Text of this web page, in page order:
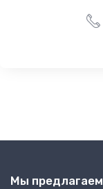
Мы предлагаем